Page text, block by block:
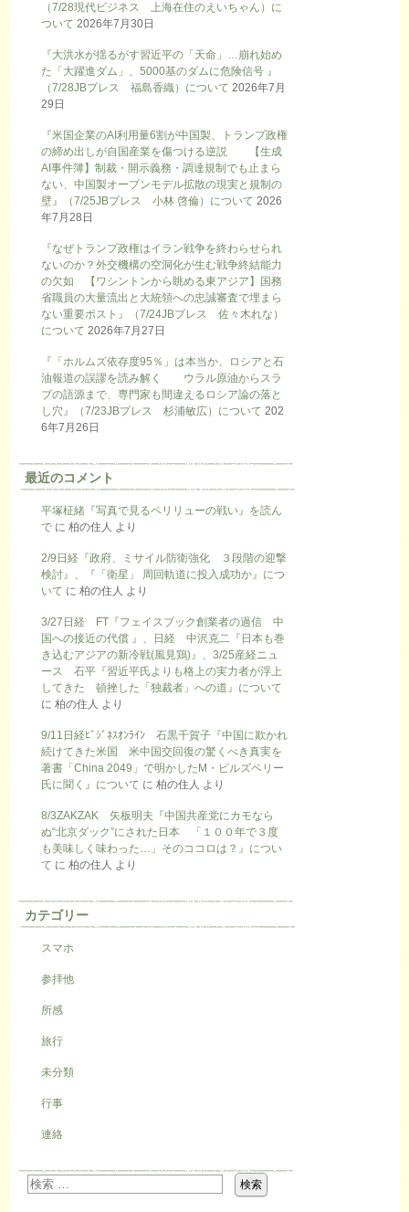
（7/28現代ビジネス 上海在住のえいちゃん）に
ついて 2026年7月30日
『大洪水が揺るがす習近平の「天命」…崩れ始め
た「大躍進ダム」、5000基のダムに危険信号 』
（7/28JBプレス 福島香織）について 2026年7月
29日
『米国企業のAI利用量6割が中国製、トランプ政権
の締め出しが自国産業を傷つける逆説 【生成
AI事件簿】制裁・開示義務・調達規制でも止まら
ない、中国製オープンモデル拡散の現実と規制の
壁』（7/25JBプレス 小林 啓倫）について 2026
年7月28日
『なぜトランプ政権はイラン戦争を終わらせられ
ないのか？外交機構の空洞化が生む戦争終結能力
の欠如 【ワシントンから眺める東アジア】国務
省職員の大量流出と大統領への忠誠審査で埋まら
ない重要ポスト』（7/24JBプレス 佐々木れな）
について 2026年7月27日
『「ホルムズ依存度95％」は本当か、ロシアと石
油報道の誤謬を読み解く ウラル原油からスラ
ブの語源まで、専門家も間違えるロシア論の落と
し穴』（7/23JBプレス 杉浦敏広）について 202
6年7月26日
最近のコメント
平塚柾緒『写真で見るペリリューの戦い』を読ん
で に 柏の住人 より
2/9日経『政府、ミサイル防衛強化 ３段階の迎撃
検討』、『「衛星」 周回軌道に投入成功か』につ
いて に 柏の住人 より
3/27日経 FT『フェイスブック創業者の過信 中
国への接近の代償 』、日経 中沢克二『日本も巻
き込むアジアの新冷戦(風見鶏)』、3/25産経ニュ
ース 石平『習近平氏よりも格上の実力者が浮上
してきた 頓挫した「独裁者」への道』について
に 柏の住人 より
9/11日経ﾋﾞｼﾞﾈｽｵﾝﾗｲﾝ 石黒千賀子『中国に欺かれ
続けてきた米国 米中国交回復の驚くべき真実を
著書「China 2049」で明かしたM・ピルズベリー
氏に聞く』について に 柏の住人 より
8/3ZAKZAK 矢板明夫『中国共産党にカモなら
ぬ“北京ダック”にされた日本 「１００年で３度
も美味しく味わった…」そのココロは？』につい
て に 柏の住人 より
カテゴリー
スマホ
参拝他
所感
旅行
未分類
行事
連絡